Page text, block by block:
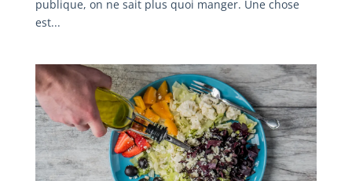
publique, on ne sait plus quoi manger. Une chose
est...